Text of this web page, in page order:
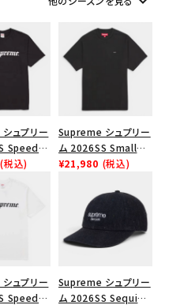
探す
円
品を表示する
んで検索する
ュプリー
Speed
Tシャツ
(税込)
Supreme シュプリー
ム 2026SS Small
Box Tee スモールボ
¥21,980 (税込)
ュプリー
Speed
Supreme シュプリー
ム 2026SS Sequin